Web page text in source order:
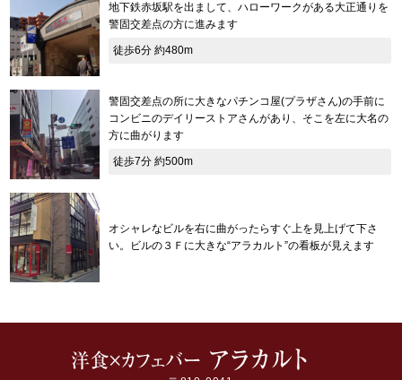
地下鉄赤坂駅を出まして、ハローワークがある大正通りを
警固交差点の方に進みます
徒歩6分 約480m
警固交差点の所に大きなパチンコ屋(プラザさん)の手前に
コンビニのデイリーストアさんがあり、そこを左に大名の
方に曲がります
徒歩7分 約500m
オシャレなビルを右に曲がったらすぐ上を見上げて下さ
い。ビルの３Ｆに大きな“アラカルト”の看板が見えます